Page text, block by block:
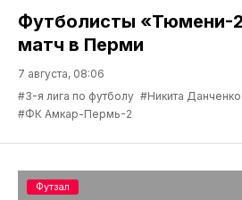
Футболисты «Тюмени-
матч в Перми
7 августа, 08:06
#3-я лига по футболу #Никита Данченко
#ФК Амкар-Пермь-2
Футзал